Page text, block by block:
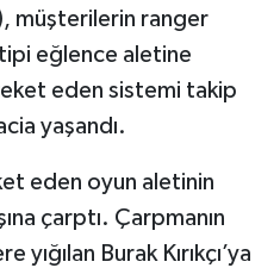
müşterilerin ranger
eğlence aletine
eden sistemi takip
yaşandı.
eden oyun aletinin
çarptı. Çarpmanın
Burak Kırıkçı’ya